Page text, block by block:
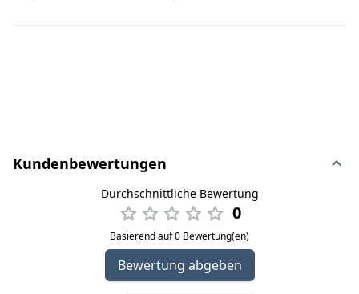
Kundenbewertungen
Durchschnittliche Bewertung
0
Basierend auf 0 Bewertung(en)
Bewertung abgeben